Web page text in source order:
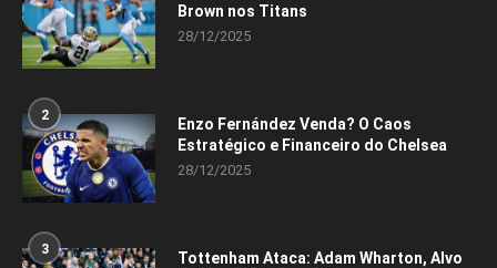
Brown nos Titans
28/12/2025
2
Enzo Fernández Venda? O Caos
Estratégico e Financeiro do Chelsea
28/12/2025
3
Tottenham Ataca: Adam Wharton, Alvo